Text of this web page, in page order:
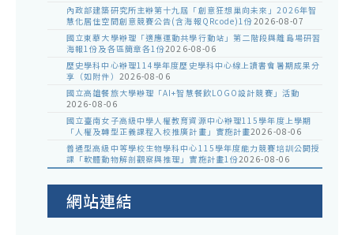
內政部建築研究所主辦第十九屆「創意狂想巢向未來」2026年智
慧化居住空間創意競賽公告(含海報QRcode)1份2026-08-07
國立東華大學辦理「適應運動共學行動站」第二階段與離島場研習
海報1份及各區簡章各1份2026-08-06
歷史學科中心辦理114學年度歷史學科中心線上讀書會暑期成果分
享（如附件） 2026-08-06
國立高雄餐旅大學辦理「AI+智慧餐飲LOGO設計競賽」活動
2026-08-06
國立臺南女子高級中學人權教育資源中心辦理115學年度上學期
「人權及轉型正義課程入校推廣計畫」實施計畫2026-08-06
普通型高級中等學校生物學科中心115學年度能力競賽培訓公開授
課「軟體動物解剖觀察與推理」實施計畫1份2026-08-06
網站連結